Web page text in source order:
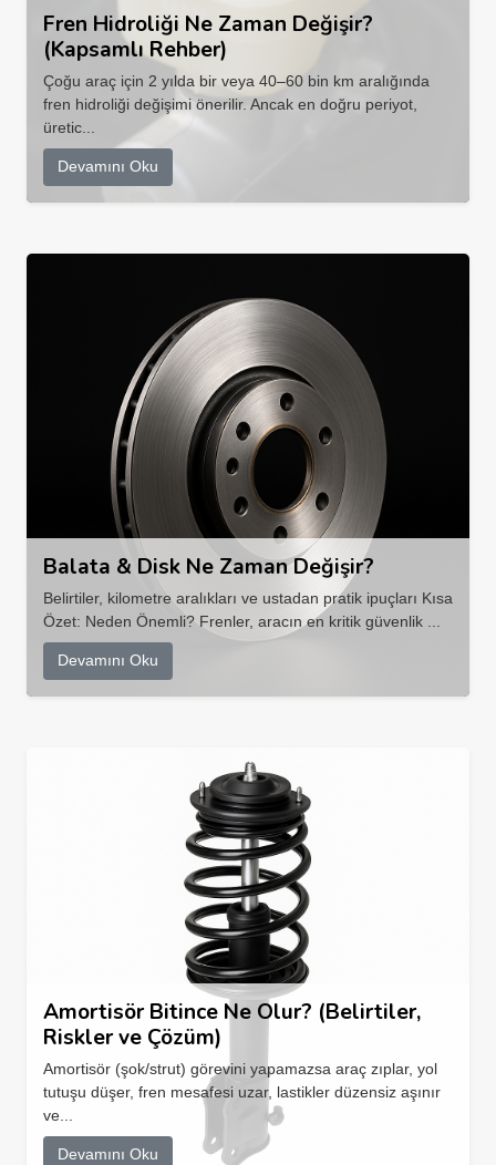
Fren Hidroliği Ne Zaman Değişir?
(Kapsamlı Rehber)
Çoğu araç için 2 yılda bir veya 40–60 bin km aralığında
fren hidroliği değişimi önerilir. Ancak en doğru periyot,
üretic...
Devamını Oku
Balata & Disk Ne Zaman Değişir?
Belirtiler, kilometre aralıkları ve ustadan pratik ipuçları Kısa
Özet: Neden Önemli? Frenler, aracın en kritik güvenlik ...
Devamını Oku
Amortisör Bitince Ne Olur? (Belirtiler,
Riskler ve Çözüm)
Amortisör (şok/strut) görevini yapamazsa araç zıplar, yol
tutuşu düşer, fren mesafesi uzar, lastikler düzensiz aşınır
ve...
Devamını Oku